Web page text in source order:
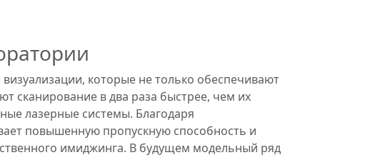
которые не только обеспечивают
сканирование в два раза быстрее, чем их
лазерные системы. Благодаря
повышенную пропускную способность и
имиджинга. В будущем модельный ряд